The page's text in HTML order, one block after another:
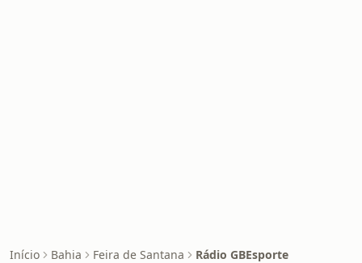
Início Bahia Feira de Santana Rádio GBEsporte